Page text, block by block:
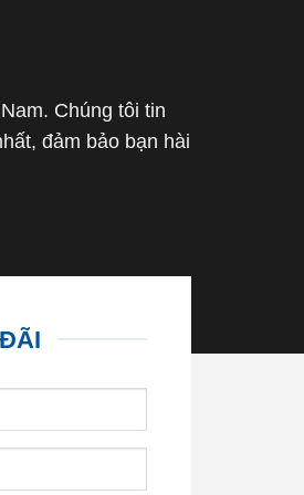
Chúng tôi tin
đảm bảo bạn hài